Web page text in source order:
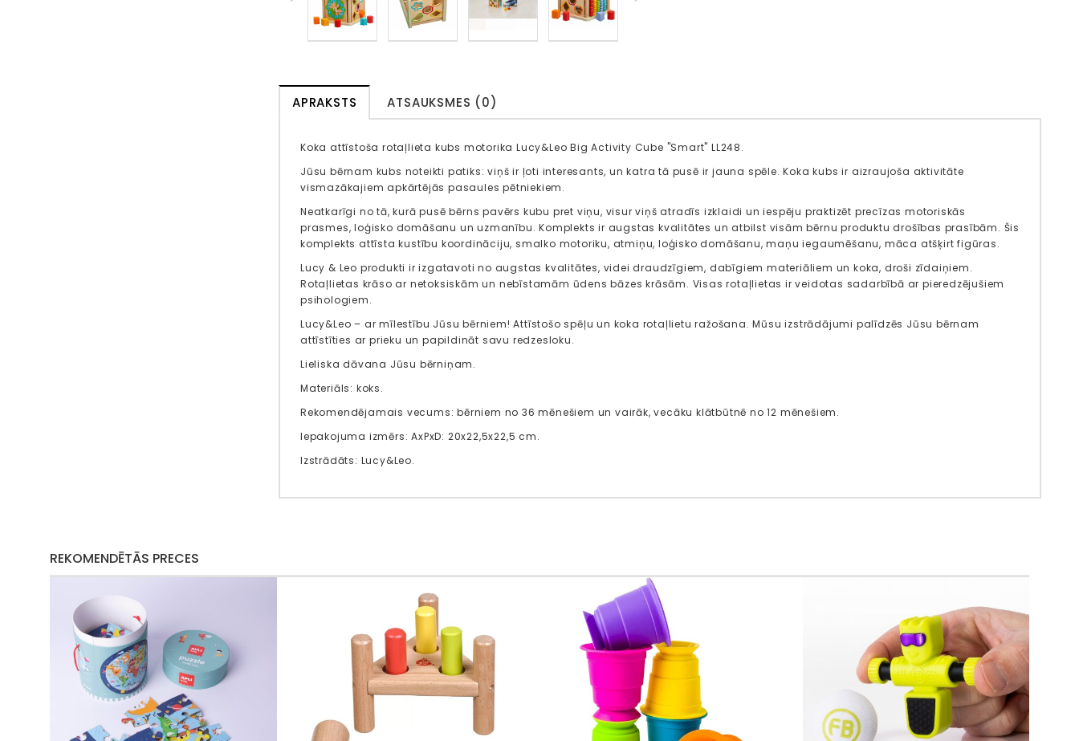
APRAKSTS ATSAUKSMES (0)
Koka attīstoša rotaļlieta kubs motorika Lucy&Leo Big Activity Cube "Smart" LL248.
Jūsu bērnam kubs noteikti patiks: viņš ir ļoti interesants, un katra tā pusē ir jauna spēle. Koka kubs ir aizraujoša aktivitāte
vismazākajiem apkārtējās pasaules pētniekiem.
Neatkarīgi no tā, kurā pusē bērns pavērs kubu pret viņu, visur viņš atradīs izklaidi un iespēju praktizēt precīzas motoriskās
prasmes, loģisko domāšanu un uzmanību. Komplekts ir augstas kvalitātes un atbilst visām bērnu produktu drošības prasībām. Šis
komplekts attīsta kustību koordināciju, smalko motoriku, atmiņu, loģisko domāšanu, maņu iegaumēšanu, māca atšķirt figūras.
Lucy & Leo produkti ir izgatavoti no augstas kvalitātes, videi draudzīgiem, dabīgiem materiāliem un koka, droši zīdaiņiem.
Rotaļlietas krāso ar netoksiskām un nebīstamām ūdens bāzes krāsām. Visas rotaļlietas ir veidotas sadarbībā ar pieredzējušiem
psihologiem.
Lucy&Leo – ar mīlestību Jūsu bērniem! Attīstošo spēļu un koka rotaļlietu ražošana. Mūsu izstrādājumi palīdzēs Jūsu bērnam
attīstīties ar prieku un papildināt savu redzesloku.
Lieliska dāvana Jūsu bērniņam.
Materiāls: koks.
Rekomendējamais vecums: bērniem no 36 mēnešiem un vairāk, vecāku klātbūtnē no 12 mēnešiem.
Iepakojuma izmērs: AxPxD: 20x22,5x22,5 cm.
Izstrādāts: Lucy&Leo.
REKOMENDĒTĀS PRECES